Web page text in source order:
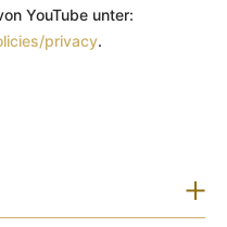
YouTube unter:
privacy.